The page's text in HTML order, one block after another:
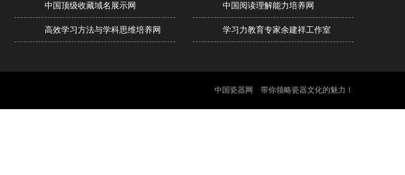
中国顶级收藏域名展示网
高效学习方法与学科思维培养网
中国阅读理解能力培养网
学习力教育专家余建祥工作室
中国瓷器网 带你领略瓷器文化的魅力！